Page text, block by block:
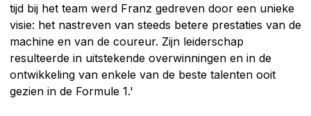
tijd bij het team werd Franz gedreven door een unieke
visie: het nastreven van steeds betere prestaties van de
machine en van de coureur. Zijn leiderschap
resulteerde in uitstekende overwinningen en in de
ontwikkeling van enkele van de beste talenten ooit
gezien in de Formule 1.'